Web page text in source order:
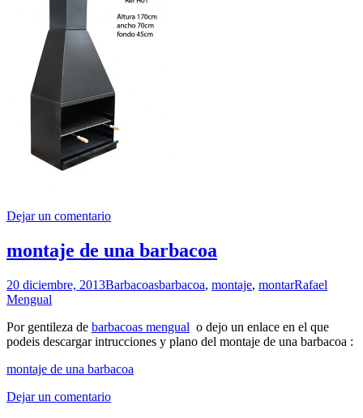
Dejar un comentario
montaje de una barbacoa
20 diciembre, 2013Barbacoasbarbacoa, montaje, montarRafael
Mengual
Por gentileza de barbacoas mengual o dejo un enlace en el que
podeis descargar intrucciones y plano del montaje de una barbacoa :
montaje de una barbacoa
Dejar un comentario